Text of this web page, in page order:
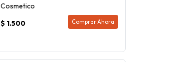
Cosmetico
$ 1.500
Comprar Ahora